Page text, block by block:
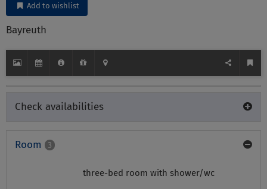
Add to wishlist
Bayreuth
Check availabilities
Room 3
three-bed room with shower/wc